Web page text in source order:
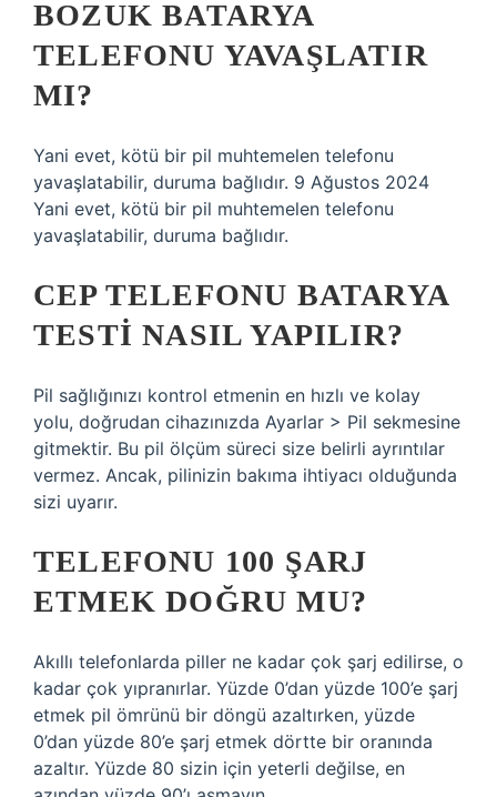
BOZUK BATARYA
TELEFONU YAVAŞLATIR
MI?
Yani evet, kötü bir pil muhtemelen telefonu
yavaşlatabilir, duruma bağlıdır. 9 Ağustos 2024
Yani evet, kötü bir pil muhtemelen telefonu
yavaşlatabilir, duruma bağlıdır.
CEP TELEFONU BATARYA
TESTI NASIL YAPILIR?
Pil sağlığınızı kontrol etmenin en hızlı ve kolay
yolu, doğrudan cihazınızda Ayarlar > Pil sekmesine
gitmektir. Bu pil ölçüm süreci size belirli ayrıntılar
vermez. Ancak, pilinizin bakıma ihtiyacı olduğunda
sizi uyarır.
TELEFONU 100 ŞARJ
ETMEK DOĞRU MU?
Akıllı telefonlarda piller ne kadar çok şarj edilirse, o
kadar çok yıpranırlar. Yüzde 0’dan yüzde 100’e şarj
etmek pil ömrünü bir döngü azaltırken, yüzde
0’dan yüzde 80’e şarj etmek dörtte bir oranında
azaltır. Yüzde 80 sizin için yeterli değilse, en